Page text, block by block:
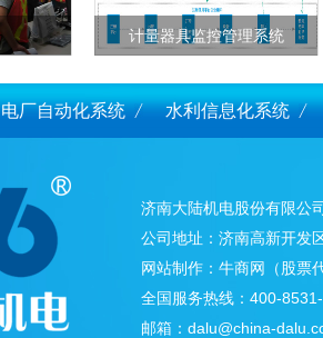
计量器具监控管理系统
电厂自动化系统 水利信息化系统
济南大陆机电股份有限公
公司地址：济南高新开发
网站制作： 牛商网
（股票
全国服务热线：400-
邮箱： dalu@china-